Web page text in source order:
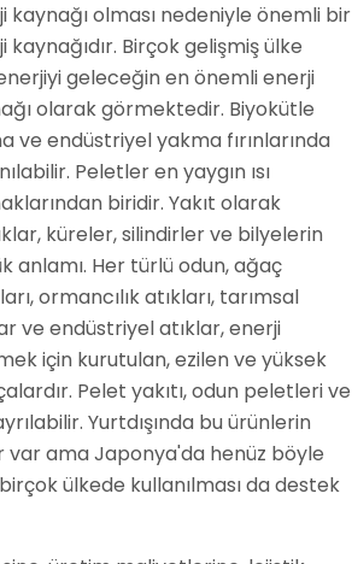
kaynağı olması nedeniyle önemli bir
kaynağıdır. Birçok gelişmiş ülke
geleceğin en önemli enerji
olarak görmektedir. Biyokütle
ve endüstriyel yakma fırınlarında
Peletler en yaygın ısı
biridir. Yakıt olarak
küreler, silindirler ve bilyelerin
anlamı. Her türlü odun, ağaç
ormancılık atıkları, tarımsal
ve endüstriyel atıklar, enerji
için kurutulan, ezilen ve yüksek
Pelet yakıtı, odun peletleri ve
Yurtdışında bu ürünlerin
var ama Japonya'da henüz böyle
ülkede kullanılması da destek